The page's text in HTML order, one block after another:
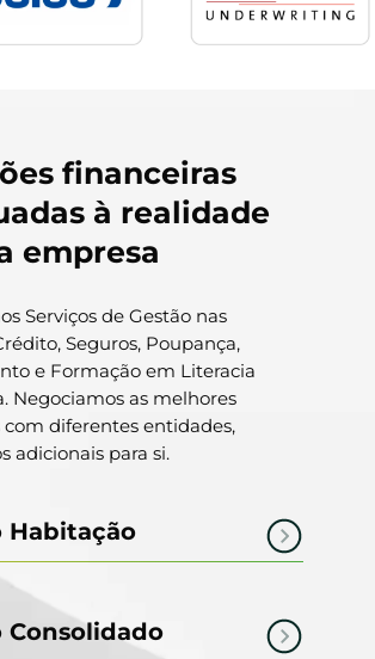
financeiras
à realidade
empresa
Serviços de Gestão nas
Seguros, Poupança,
e Formação em Literacia
Negociamos as melhores
com diferentes entidades,
adicionais para si.
Habitação
Consolidado